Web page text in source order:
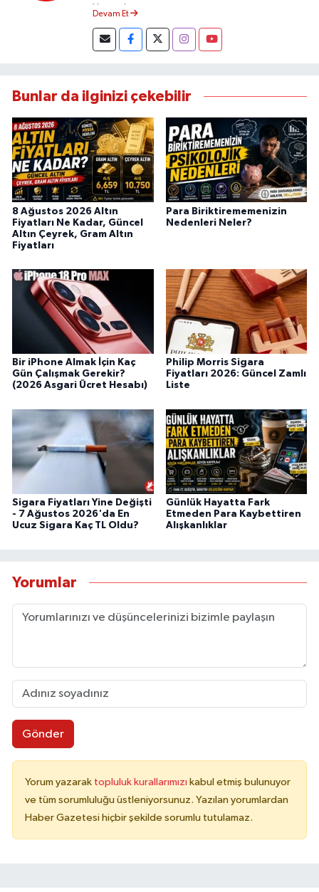
Yapmaktayım.
Devam Et
Bunlar da ilginizi çekebilir
8 Ağustos 2026 Altın
Fiyatları Ne Kadar, Güncel
Altın Çeyrek, Gram Altın
Fiyatları
Para Biriktirememenizin
Nedenleri Neler?
Bir iPhone Almak İçin Kaç
Gün Çalışmak Gerekir?
(2026 Asgari Ücret Hesabı)
Philip Morris Sigara
Fiyatları 2026: Güncel Zamlı
Liste
Sigara Fiyatları Yine Değişti
- 7 Ağustos 2026'da En
Ucuz Sigara Kaç TL Oldu?
Günlük Hayatta Fark
Etmeden Para Kaybettiren
Alışkanlıklar
Yorumlar
Gönder
Yorum yazarak topluluk kurallarımızı kabul etmiş bulunuyor
ve tüm sorumluluğu üstleniyorsunuz. Yazılan yorumlardan
Haber Gazetesi hiçbir şekilde sorumlu tutulamaz.